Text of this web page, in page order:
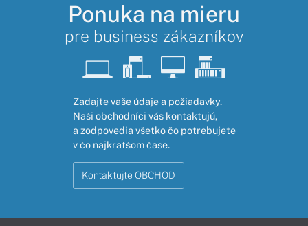
Ponuka na mieru
pre business zákazníkov
Zadajte vaše údaje a požiadavky.
Naši obchodníci vás kontaktujú,
a zodpovedia všetko čo potrebujete
v čo najkratšom čase.
Kontaktujte OBCHOD